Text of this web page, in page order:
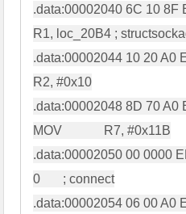
.data:00002040 6C 10 8F
R1, loc_20B4 ;
.data:00002044 10 20 A0
R2, #0x10
.data:00002048 8D 70 A0
MOV             R7, #0x11B
.data:00002050 00 0000
0       ; connect
.data:00002054 06 00 A0